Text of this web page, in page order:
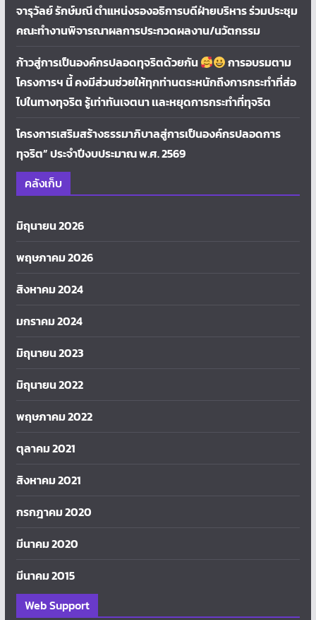
จารุวัลย์ รักษ์มณี ตำแหน่งรองอธิการบดีฝ่ายบริหาร ร่วมประชุม
คณะทำงานพิจารณาผลการประกวดผลงาน/นวัตกรรม
ก้าวสู่การเป็นองค์กรปลอดทุจริตด้วยกัน
การอบรมตาม
โครงการฯ นี้ คงมีส่วนช่วยให้ทุกท่านตระหนักถึงการกระทำที่ส่อ
ไปในทางทุจริต รู้เท่าทันเจตนา เเละหยุดการกระทำที่ทุจริต
โครงการเสริมสร้างธรรมาภิบาลสู่การเป็นองค์กรปลอดการ
ทุจริต” ประจำปีงบประมาณ พ.ศ. 2569
คลังเก็บ
มิถุนายน 2026
พฤษภาคม 2026
สิงหาคม 2024
มกราคม 2024
มิถุนายน 2023
มิถุนายน 2022
พฤษภาคม 2022
ตุลาคม 2021
สิงหาคม 2021
กรกฎาคม 2020
มีนาคม 2020
มีนาคม 2015
Web Support